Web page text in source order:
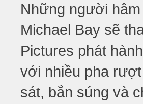
Những người
Michael Bay sẽ
Pictures phát
với nhiều pha
sát, bắn súng và